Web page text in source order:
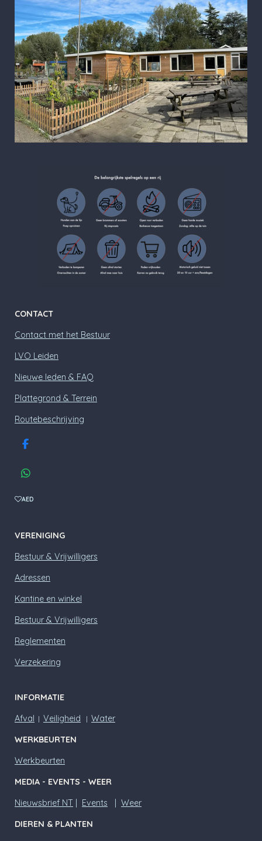
CONTACT
Contact met het Bestuur
LVO Leiden
Nieuwe leden & FAQ
Plattegrond & Terrein
Routebeschrijving
F
c
e
o
W
a
A
p
p
AED
VERENIGING
Bestuur & Vrijwilligers
Adressen
Kantine en winkel
Bestuur & Vrijwilligers
Reglementen
Verzekering
INFORMATIE
Afval | Veiligheid | Water
WERKBEURTEN
Werkbeurten
MEDIA - EVENTS - WEER
Nieuwsbrief NT
Events
Weer
DIEREN & PLANTEN